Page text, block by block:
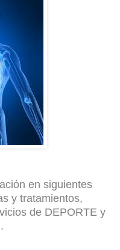
en siguientes
y tratamientos,
de DEPORTE y